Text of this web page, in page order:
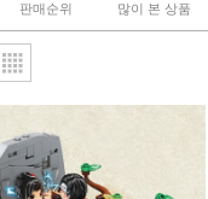
판매순위 많이 본 상품